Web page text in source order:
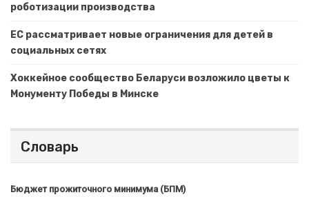
роботизации производства
ЕС рассматривает новые ограничения для детей в
социальных сетях
Хоккейное сообщество Беларуси возложило цветы к
Монументу Победы в Минске
Словарь
Бюджет прожиточного минимума (БПМ)